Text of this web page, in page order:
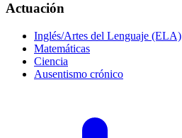
Actuación
Inglés/Artes del Lenguaje (ELA)
Matemáticas
Ciencia
Ausentismo crónico